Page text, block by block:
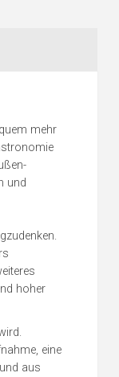
mehr
und
hoher
eine
aus